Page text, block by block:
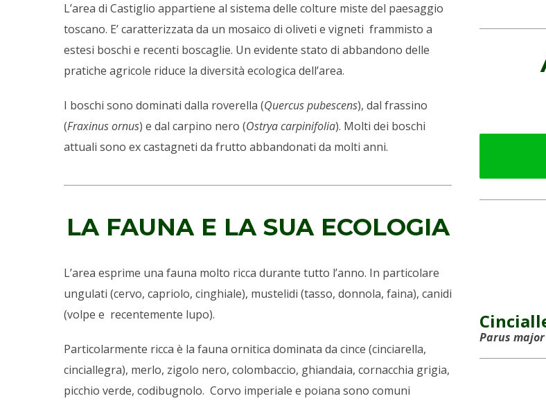
L’area di Castiglio appartiene al sistema delle colture miste del paesaggio
toscano. E’ caratterizzata da un mosaico di oliveti e vigneti frammisto a
estesi boschi e recenti boscaglie. Un evidente stato di abbandono delle
pratiche agricole riduce la diversità ecologica dell’area.
I boschi sono dominati dalla roverella (Quercus pubescens), dal frassino
(Fraxinus ornus) e dal carpino nero (Ostrya carpinifolia). Molti dei boschi
attuali sono ex castagneti da frutto abbandonati da molti anni.
LA FAUNA E LA SUA ECOLOGIA
L’area esprime una fauna molto ricca durante tutto l’anno. In particolare
ungulati (cervo, capriolo, cinghiale), mustelidi (tasso, donnola, faina), canidi
(volpe e recentemente lupo).
Particolarmente ricca è la fauna ornitica dominata da cince (cinciarella,
cinciallegra), merlo, zigolo nero, colombaccio, ghiandaia, cornacchia grigia,
picchio verde, codibugnolo. Corvo imperiale e poiana sono comuni
Parus major